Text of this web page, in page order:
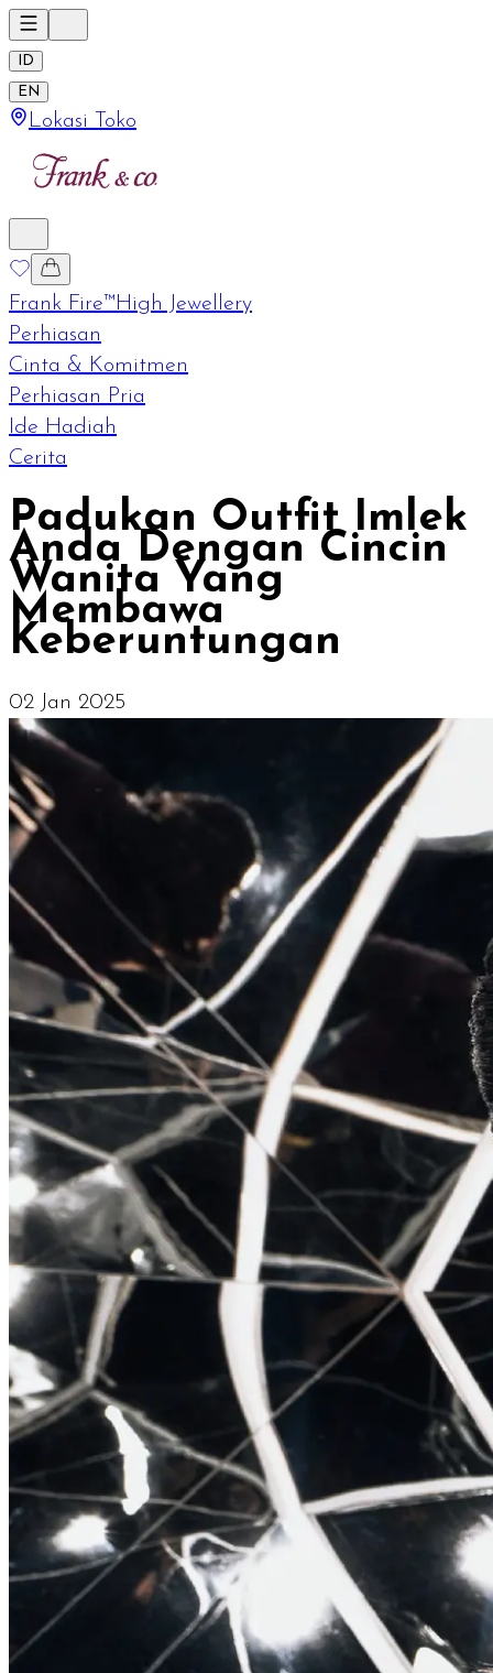
ID
EN
Lokasi Toko
Frank Fire™High Jewellery
Perhiasan
Cinta & Komitmen
Perhiasan Pria
Ide Hadiah
Cerita
Padukan Outfit Imlek
Anda Dengan Cincin
Wanita Yang
Membawa
Keberuntungan
02 Jan 2025